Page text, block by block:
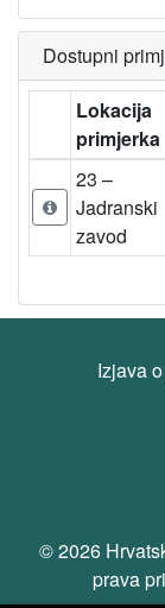
Dostupni
Lokacija
primjerka
23 –
Jadranski
zavod
Izjava
© 2026
prava